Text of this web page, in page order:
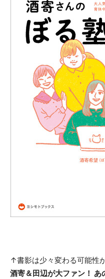
↑書影は少々変わる可能性
酒寄＆田辺が大ファン！